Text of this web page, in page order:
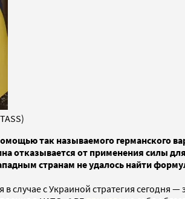
так называемого германского
отказывается от применения силы
странам не удалось найти
случае с Украиной стратегия сегодня